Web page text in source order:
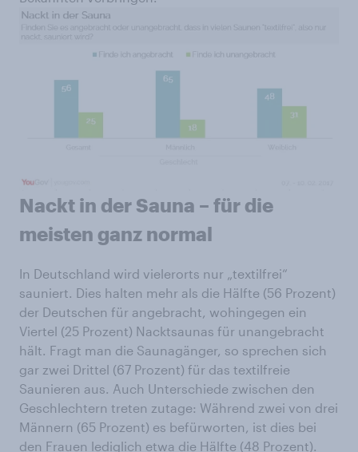
Nackt in der Sauna – für die
meisten ganz normal
In Deutschland wird vielerorts nur „textilfrei“
sauniert. Dies halten mehr als die Hälfte (56 Prozent)
der Deutschen für angebracht, wohingegen ein
Viertel (25 Prozent) Nacktsaunas für unangebracht
hält. Fragt man die Saunagänger, so sprechen sich
gar zwei Drittel (67 Prozent) für das textilfreie
Saunieren aus. Auch Unterschiede zwischen den
Geschlechtern treten zutage: Während zwei von drei
Männern (65 Prozent) es befürworten, ist dies bei
den Frauen lediglich etwa die Hälfte (48 Prozent).